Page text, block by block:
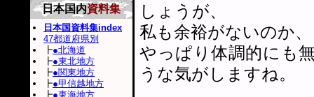
しょうが、
私も余裕がないのか
やっぱり体調的にも
うな気がしますね。
日本国内資料集
日本国資料集index
47都道府県別
┣●北海道
┣●東北地方
┣●関東地方
┣●甲信越地方
┣●東海地方